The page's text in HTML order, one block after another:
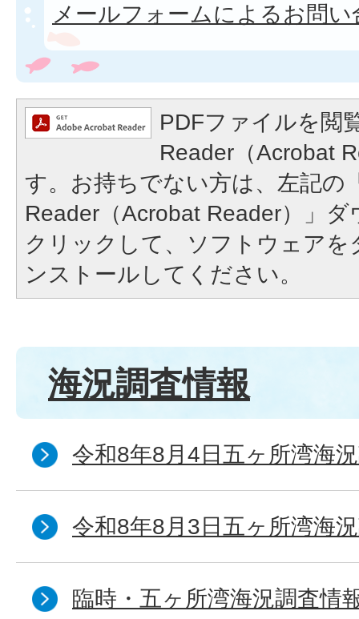
メールフォームによるお問い
PDFファイルを閲
Reader（Acrobat
す。お持ちでない方は、左記の
Reader（Acrobat Reader）」
クリックして、ソフトウェア
ンストールしてください。
海況調査情報
令和8年8月4日五ヶ所湾海
令和8年8月3日五ヶ所湾海
臨時・五ヶ所湾海況調査情